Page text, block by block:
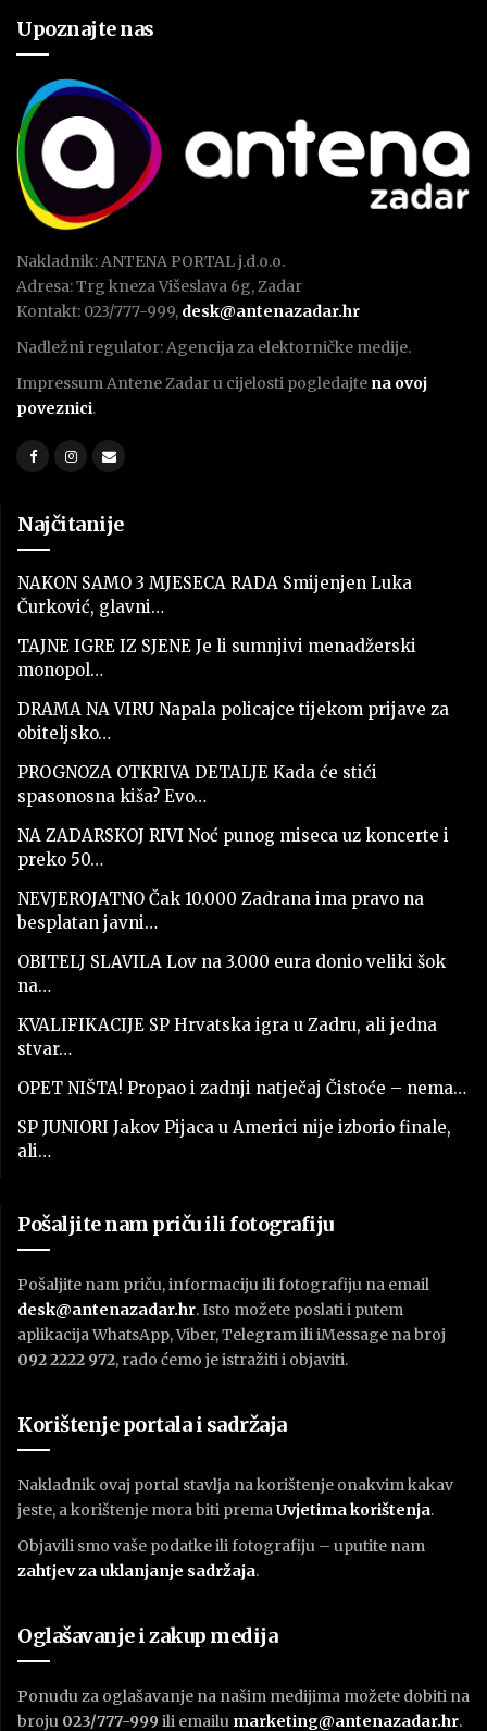
Upoznajte nas
Nakladnik: ANTENA PORTAL j.d.o.o.
Adresa: Trg kneza Višeslava 6g, Zadar
Kontakt: 023/777-999, desk@antenazadar.hr
Nadležni regulator: Agencija za elektorničke medije.
Impressum Antene Zadar u cijelosti pogledajte na ovoj
poveznici.
Najčitanije
NAKON SAMO 3 MJESECA RADA Smijenjen Luka
Čurković, glavni…
TAJNE IGRE IZ SJENE Je li sumnjivi menadžerski
monopol…
DRAMA NA VIRU Napala policajce tijekom prijave za
obiteljsko…
PROGNOZA OTKRIVA DETALJE Kada će stići
spasonosna kiša? Evo…
NA ZADARSKOJ RIVI Noć punog miseca uz koncerte i
preko 50…
NEVJEROJATNO Čak 10.000 Zadrana ima pravo na
besplatan javni…
OBITELJ SLAVILA Lov na 3.000 eura donio veliki šok
na…
KVALIFIKACIJE SP Hrvatska igra u Zadru, ali jedna
stvar…
OPET NIŠTA! Propao i zadnji natječaj Čistoće – nema…
SP JUNIORI Jakov Pijaca u Americi nije izborio finale,
ali…
Pošaljite nam priču ili fotografiju
Pošaljite nam priču, informaciju ili fotografiju na email
desk@antenazadar.hr. Isto možete poslati i putem
aplikacija WhatsApp, Viber, Telegram ili iMessage na broj
092 2222 972, rado ćemo je istražiti i objaviti.
Korištenje portala i sadržaja
Nakladnik ovaj portal stavlja na korištenje onakvim kakav
jeste, a korištenje mora biti premaUvjetima korištenja.
Objavili smo vaše podatke ili fotografiju – uputite nam
zahtjev za uklanjanje sadržaja.
Oglašavanje i zakup medija
Ponudu za oglašavanje na našim medijima možete dobiti na
broju 023/777-999 ili emailu marketing@antenazadar.hr.